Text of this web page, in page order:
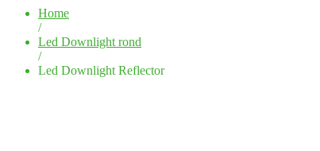
Home
/
Led Downlight rond
/
Led Downlight Reflector